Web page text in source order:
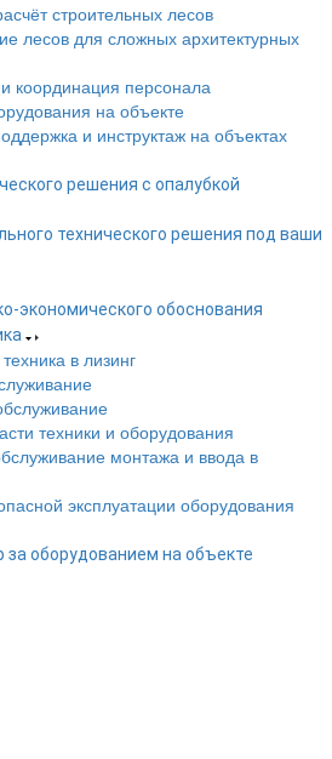
строительных лесов
лесов для сложных архитектурных
координация персонала
на объекте
и инструктаж на объектах
решения с опалубкой
технического решения под ваши
экономического обоснования
в лизинг
техники и оборудования
монтажа и ввода в
эксплуатации оборудования
за оборудованием на объекте